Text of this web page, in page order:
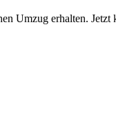
Umzug erhalten. Jetzt